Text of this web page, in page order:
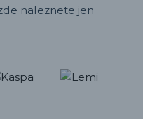
naleznete jen